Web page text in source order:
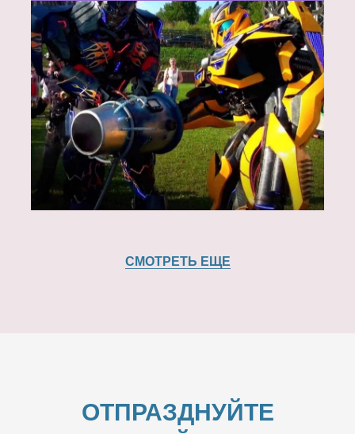
СМОТРЕТЬ ЕЩЕ
ОТПРАЗДНУЙТЕ